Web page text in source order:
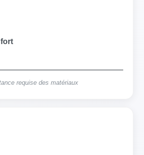
requise des matériaux